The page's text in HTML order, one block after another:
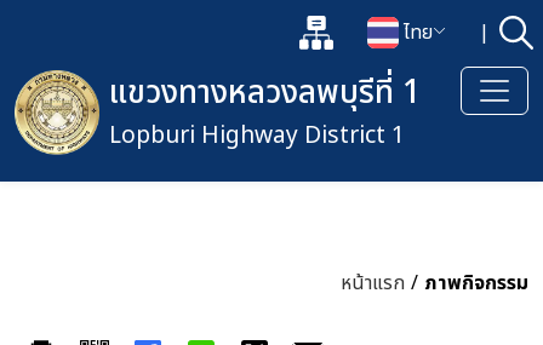
แผนผังเว็บไซต์
เปลี่ยนภาษา
ไทย | ค้
เปิดกล่องค้นหาข้อมูลหลักของเ
แขวงทางหลวงลพบุรีที่ 1
Lopburi Highway District 1
หน้าแรก / ภาพกิจกรรม